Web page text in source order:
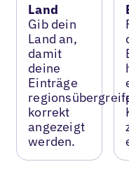
Land
Gib dein
Land an,
damit
deine
Einträge
korrekt
angezeigt
werden.